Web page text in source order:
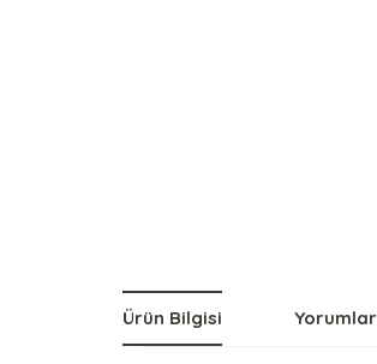
Ürün Bilgisi Yorumlar